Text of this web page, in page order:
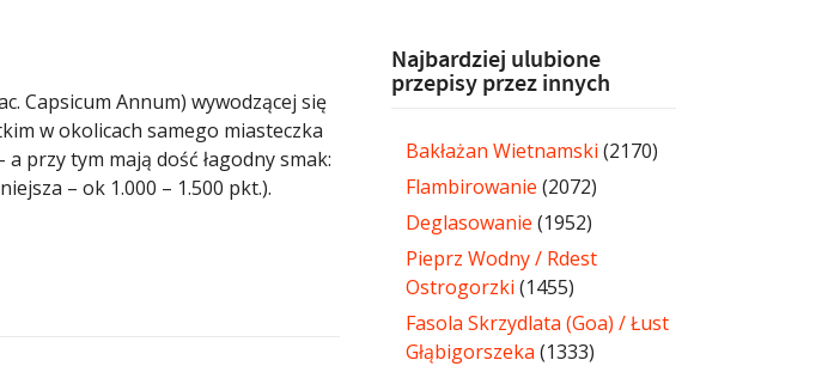
Capsicum Annum) wywodzącej się
w okolicach samego miasteczka
przy tym mają dość łagodny smak:
– ok 1.000 – 1.500 pkt.).
Najbardziej ulubione
przepisy przez innych
Bakłażan Wietnamski (2170)
Flambirowanie (2072)
Deglasowanie (1952)
Pieprz Wodny / Rdest
Ostrogorzki (1455)
Fasola Skrzydlata (Goa) / Łust
Głąbigorszeka (1333)